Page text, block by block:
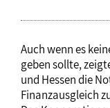
Auch wenn es
geben sollte,
und Hessen die
Finanzausgleich